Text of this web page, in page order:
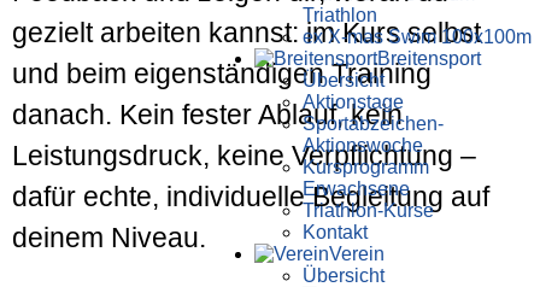
Triathlon
ex X-mas Swim 100x100m
Breiten­sport
Übersicht
Aktionstage
Sportabzeichen-
Aktionswoche
Kursprogramm
Erwachsene
Triathlon-Kurse
Kontakt
Verein
Übersicht
gezielt arbeiten kannst: im Kurs selbst
und beim eigenständigen Training
danach. Kein fester Ablauf, kein
Leistungsdruck, keine Verpflichtung –
dafür echte, individuelle Begleitung auf
deinem Niveau.